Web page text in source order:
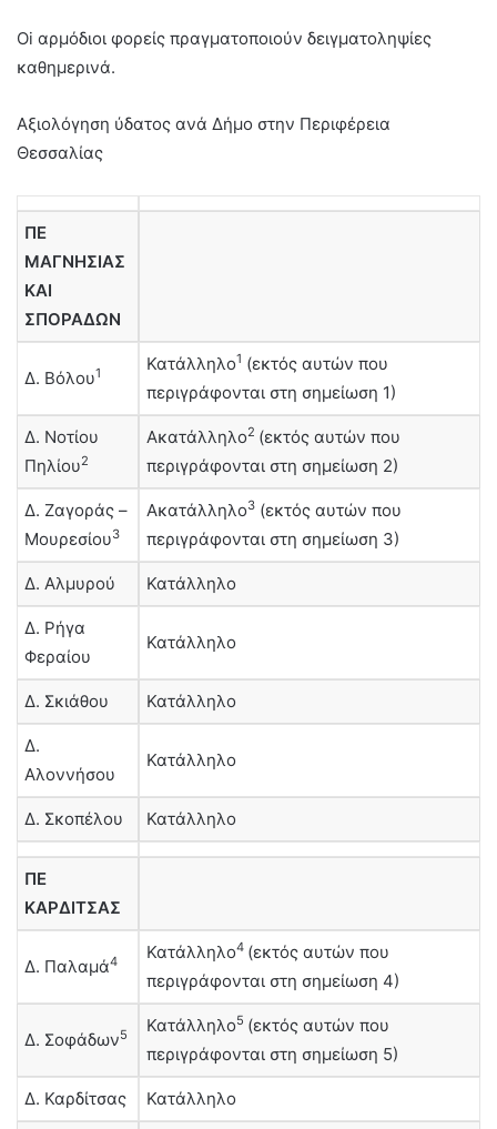
Oi αρμόδιοι φορείς πραγματοποιούν δειγματοληψίες
καθημερινά.
Αξιολόγηση ύδατος ανά Δήμο στην Περιφέρεια
Θεσσαλίας
ΠΕ
ΜΑΓΝΗΣΙΑΣ
ΚΑΙ
ΣΠΟΡΑΔΩΝ
Δ. Βόλου1 Κατάλληλο1 (εκτός αυτών που
περιγράφονται στη σημείωση 1)
Δ. Νοτίου
Πηλίου2
Ακατάλληλο2 (εκτός αυτών που
περιγράφονται στη σημείωση 2)
Δ. Ζαγοράς –
Μουρεσίου3
Ακατάλληλο3 (εκτός αυτών που
περιγράφονται στη σημείωση 3)
Δ. Αλμυρού Κατάλληλο
Δ. Ρήγα
Φεραίου
Κατάλληλο
Δ. Σκιάθου Κατάλληλο
Δ.
Αλοννήσου
Κατάλληλο
Δ. Σκοπέλου Κατάλληλο
ΠΕ
ΚΑΡΔΙΤΣΑΣ
Δ. Παλαμά4 Κατάλληλο4 (εκτός αυτών που
περιγράφονται στη σημείωση 4)
Δ. Σοφάδων5 Κατάλληλο5 (εκτός αυτών που
περιγράφονται στη σημείωση 5)
Δ. Καρδίτσας Κατάλληλο